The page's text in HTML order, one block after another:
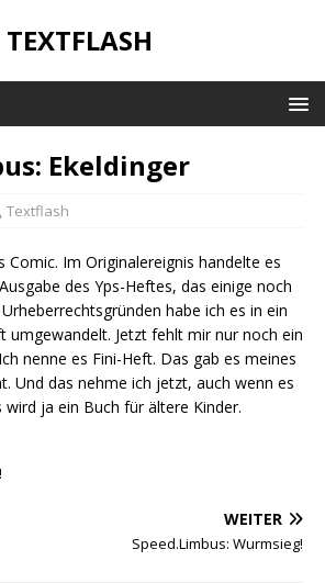
TEXTFLASH
Ekeldinger
Textflash
Comic. Im Originalereignis handelte es
des Yps-Heftes, das einige noch
habe ich es in ein
umgewandelt. Jetzt fehlt mir nur noch ein
nenne es Fini-Heft. Das gab es meines
Und das nehme ich jetzt, auch wenn es
wird ja ein Buch für ältere Kinder.
WEITER
Speed.Limbus: Wurmsieg!